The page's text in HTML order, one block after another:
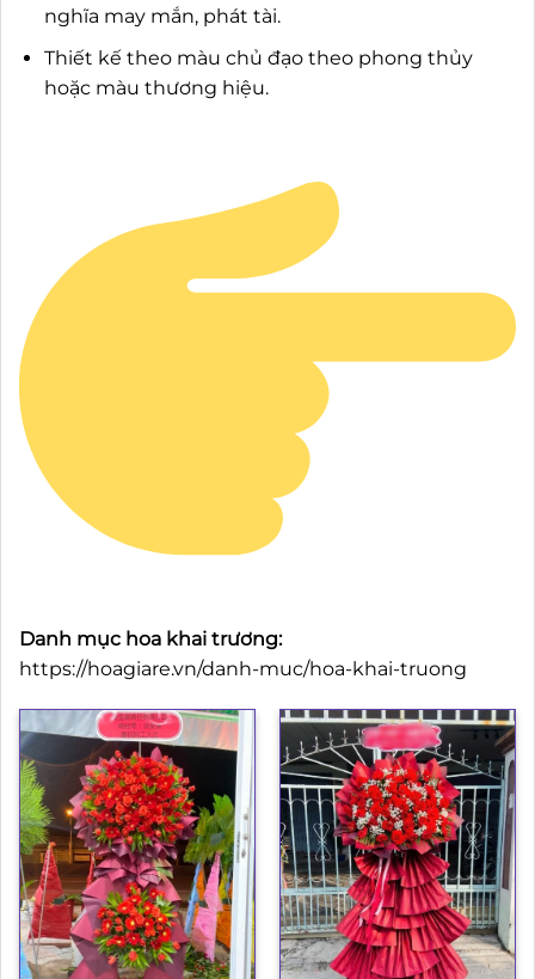
nghĩa may mắn, phát tài.
Thiết kế theo màu chủ đạo theo phong thủy
hoặc màu thương hiệu.
Danh mục hoa khai trương:
https://hoagiare.vn/danh-muc/hoa-khai-truong